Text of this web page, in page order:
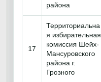
района
17
Территориальна
я избирательная
комиссия Шейх-
Мансуровского
района г.
Грозного